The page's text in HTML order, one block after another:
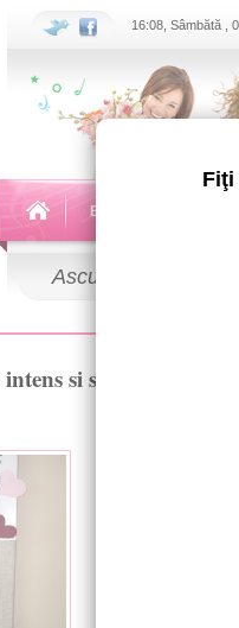
Fiţi
16:08, Sâmbătă ,
Echipa
Ascultă
si serios de